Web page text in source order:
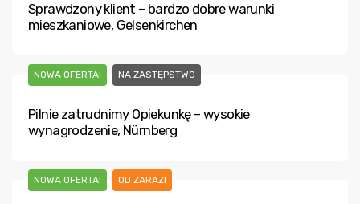
Sprawdzony klient – bardzo dobre warunki
mieszkaniowe, Gelsenkirchen
NOWA OFERTA! NA ZASTĘPSTWO
Pilnie zatrudnimy Opiekunkę – wysokie
wynagrodzenie, Nürnberg
NOWA OFERTA! OD ZARAZ!